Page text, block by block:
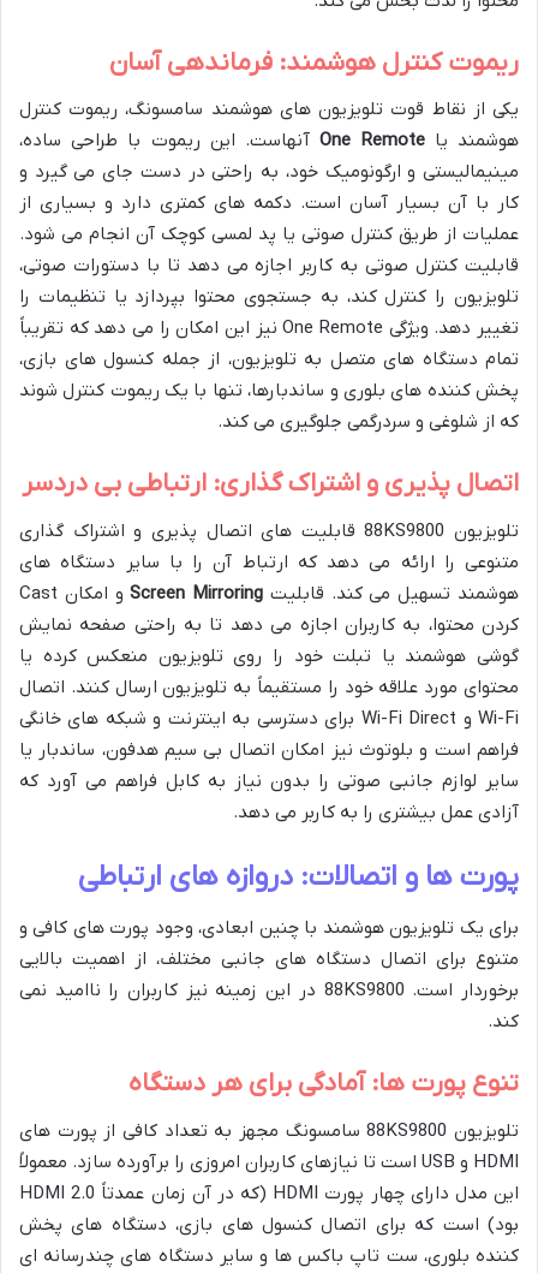
ریموت کنترل هوشمند: فرماندهی آسان
یکی از نقاط قوت تلویزیون های هوشمند سامسونگ، ریموت کنترل
هوشمند یاOne Remoteآنهاست. این ریموت با طراحی ساده،
مینیمالیستی و ارگونومیک خود، به راحتی در دست جای می گیرد و
کار با آن بسیار آسان است. دکمه های کمتری دارد و بسیاری از
عملیات از طریق کنترل صوتی یا پد لمسی کوچک آن انجام می شود.
قابلیت کنترل صوتی به کاربر اجازه می دهد تا با دستورات صوتی،
تلویزیون را کنترل کند، به جستجوی محتوا بپردازد یا تنظیمات را
تغییر دهد. ویژگی One Remote نیز این امکان را می دهد که تقریباً
تمام دستگاه های متصل به تلویزیون، از جمله کنسول های بازی،
پخش کننده های بلوری و ساندبارها، تنها با یک ریموت کنترل شوند
که از شلوغی و سردرگمی جلوگیری می کند.
اتصال پذیری و اشتراک گذاری: ارتباطی بی دردسر
تلویزیون 88KS9800 قابلیت های اتصال پذیری و اشتراک گذاری
متنوعی را ارائه می دهد که ارتباط آن را با سایر دستگاه های
هوشمند تسهیل می کند. قابلیت Screen Mirroring
و امکان Cast
کردن محتوا، به کاربران اجازه می دهد تا به راحتی صفحه نمایش
گوشی هوشمند یا تبلت خود را روی تلویزیون منعکس کرده یا
محتوای مورد علاقه خود را مستقیماً به تلویزیون ارسال کنند. اتصال
Wi-Fi و Wi-Fi Direct برای دسترسی به اینترنت و شبکه های خانگی
فراهم است و بلوتوث نیز امکان اتصال بی سیم هدفون، ساندبار یا
سایر لوازم جانبی صوتی را بدون نیاز به کابل فراهم می آورد که
آزادی عمل بیشتری را به کاربر می دهد.
پورت ها و اتصالات: دروازه های ارتباطی
برای یک تلویزیون هوشمند با چنین ابعادی، وجود پورت های کافی و
متنوع برای اتصال دستگاه های جانبی مختلف، از اهمیت بالایی
برخوردار است. 88KS9800 در این زمینه نیز کاربران را ناامید نمی
کند.
تنوع پورت ها: آمادگی برای هر دستگاه
تلویزیون 88KS9800 سامسونگ مجهز به تعداد کافی از پورت های
HDMI و USB است تا نیازهای کاربران امروزی را برآورده سازد. معمولاً
این مدل دارای چهار پورت HDMI (که در آن زمان عمدتاً HDMI 2.0
بود) است که برای اتصال کنسول های بازی، دستگاه های پخش
کننده بلوری، ست تاپ باکس ها و سایر دستگاه های چندرسانه ای